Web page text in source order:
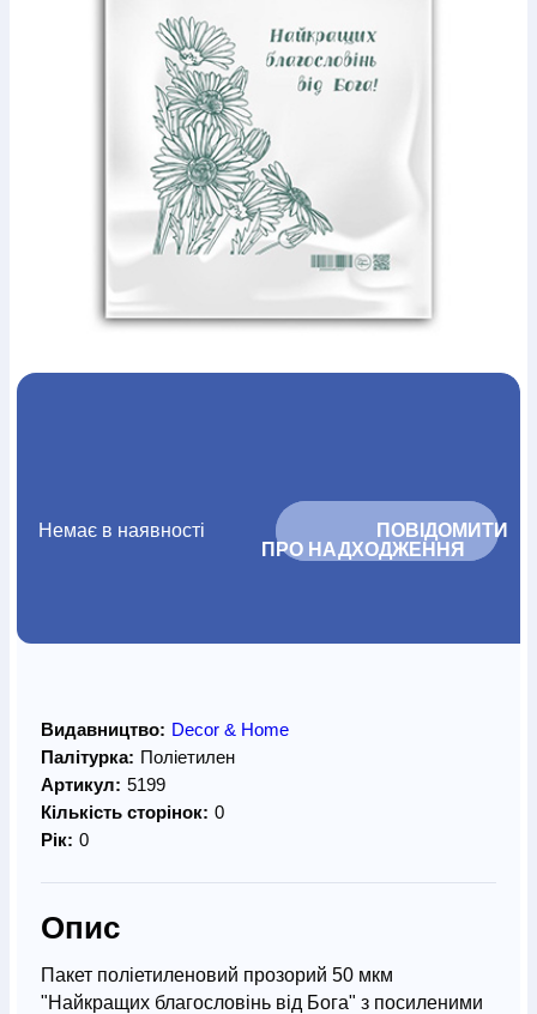
Шлюб і сім`я
Супутні товари
Ручки кульковіВідеоГалантерея
Закладки для книгФутболки БрелокиСумки
Щоденники / щотижневики
Вироби з кераміки і глиниВироби з срібла
Картини
Навчальні мапиШкіряні вироби
Міні-лампиНаклейкиНастільні ігри
ПлакатиПластмасові виробиХустки
Подарункові карткиРозвиваючі ігриРепринти
Чохли на Библії Головні убори
Канцелярскі товари
Комп`ютерні ігри
Сувенирна продукціяГодинникиПазли
Книга в комплекті
Немає в наявності
			ПОВІДОМИТИ
ПРО НАДХОДЖЕННЯ
Видавництво: Decor & Home
Палітурка: Поліетилен
Артикул: 5199
Кількість сторінок: 0
Рік: 0
Опис
Пакет поліетиленовий прозорий 50 мкм
"Найкращих благословінь від Бога" з посиленими